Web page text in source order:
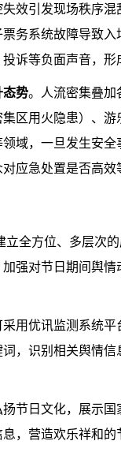
效引发现场秩序
务系统故障导致
等负面声音，形
态势。人流密集叠加
区用火隐患）、
域，一旦发生安
应急处置是否高效
全方位、多层次
强对节日期间舆情
采用优讯监测系统
，识别相关舆情信
节日文化，展示
，营造欢乐祥和